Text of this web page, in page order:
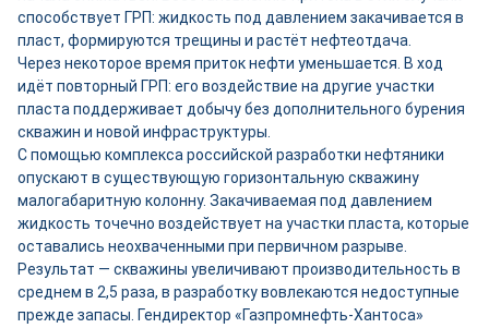
способствует ГРП: жидкость под давлением закачивается в
пласт, формируются трещины и растёт нефтеотдача.
Через некоторое время приток нефти уменьшается. В ход
идёт повторный ГРП: его воздействие на другие участки
пласта поддерживает добычу без дополнительного бурения
скважин и новой инфраструктуры.
С помощью комплекса российской разработки нефтяники
опускают в существующую горизонтальную скважину
малогабаритную колонну. Закачиваемая под давлением
жидкость точечно воздействует на участки пласта, которые
оставались неохваченными при первичном разрыве.
Результат — скважины увеличивают производительность в
среднем в 2,5 раза, в разработку вовлекаются недоступные
прежде запасы. Гендиректор «Газпромнефть-Хантоса»